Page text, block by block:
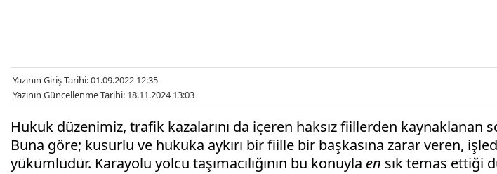
Yazının Giriş Tarihi: 01.09.2022 12:35
Yazının Güncellenme Tarihi: 18.11.2024 13:03
Hukuk düzenimiz, trafik kazalarını da içeren haksız fiillerden
Buna göre; kusurlu ve hukuka aykırı bir fiille bir başkasına zarar veren,
yükümlüdür. Karayolu yolcu taşımacılığının bu konuyla en sık temas ettiği